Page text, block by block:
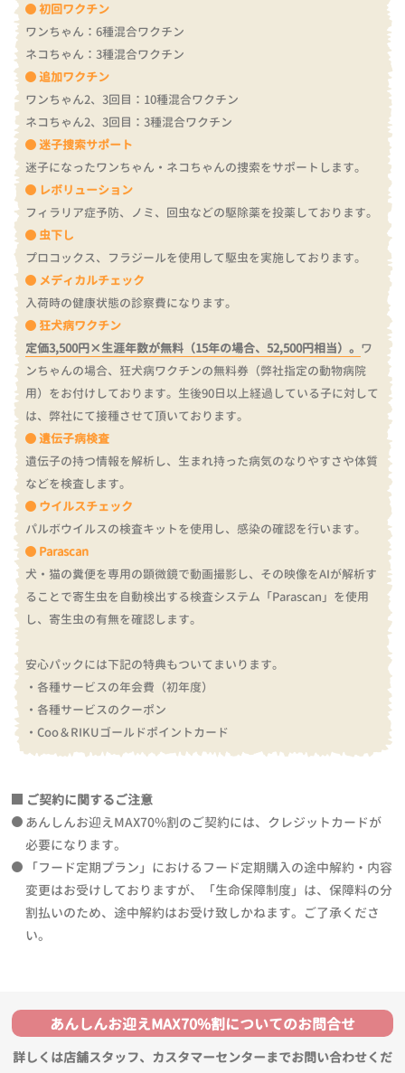
初回ワクチン
ワンちゃん：6種混合ワクチン
ネコちゃん：3種混合ワクチン
追加ワクチン
ワンちゃん2、3回目：10種混合ワクチン
ネコちゃん2、3回目：3種混合ワクチン
迷子捜索サポート
迷子になったワンちゃん・ネコちゃんの捜索をサポートします。
レボリューション
フィラリア症予防、ノミ、回虫などの駆除薬を投薬しております。
虫下し
プロコックス、フラジールを使用して駆虫を実施しております。
メディカルチェック
入荷時の健康状態の診察費になります。
狂犬病ワクチン
定価3,500円×生涯年数が無料（15年の場合、52,500円相当）。 ワ
ンちゃんの場合、狂犬病ワクチンの無料券（弊社指定の動物病院
用）をお付けしております。 生後90日以上経過している子に対して
は、弊社にて接種させて頂いております。
遺伝子病検査
遺伝子の持つ情報を解析し、生まれ持った病気のなりやすさや体質
などを検査します。
ウイルスチェック
パルボウイルスの検査キットを使用し、感染の確認を行います。
Parascan
犬・猫の糞便を専用の顕微鏡で動画撮影し、その映像をAIが解析す
ることで寄生虫を自動検出する検査システム「Parascan」を使用
し、寄生虫の有無を確認します。
安心パックには下記の特典もついてまいります。
・各種サービスの年会費（初年度）
・各種サービスのクーポン
・Coo＆RIKUゴールドポイントカード
ご契約に関するご注意
あんしんお迎えMAX70%割のご契約には、クレジットカードが
必要になります。
「フード定期プラン」におけるフード定期購入の途中解約・内容
変更はお受けしておりますが、「生命保障制度」は、保障料の分
割払いのため、途中解約はお受け致しかねます。ご了承くださ
い。
あんしんお迎えMAX70%割についてのお問合せ
詳しくは店舗スタッフ、カスタマーセンターまでお問い合わせくだ